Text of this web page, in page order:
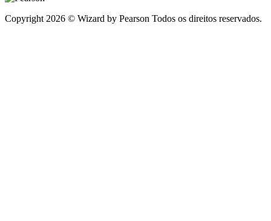
Copyright 2026 © Wizard by Pearson Todos os direitos reservados.